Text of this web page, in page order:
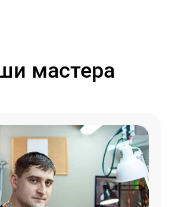
мастера